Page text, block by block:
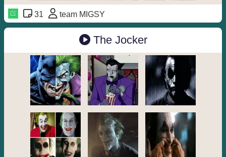
31 team MIGSY
The Jocker